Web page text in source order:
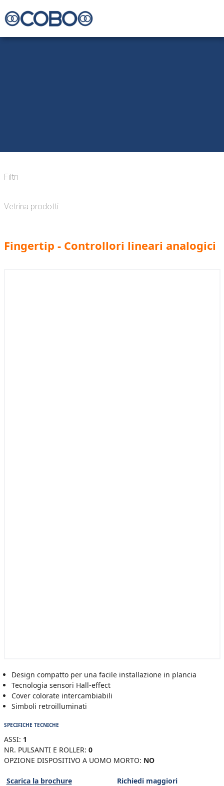
Filtri
Vetrina prodotti
Fingertip - Controllori lineari analogici
Design compatto per una facile installazione in plancia
Tecnologia sensori Hall-effect
Cover colorate intercambiabili
Simboli retroilluminati
SPECIFICHE TECNICHE
ASSI: 1
NR. PULSANTI E ROLLER: 0
OPZIONE DISPOSITIVO A UOMO MORTO: NO
Scarica la brochure
Richiedi maggiori